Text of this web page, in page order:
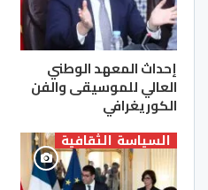
إحداث المعهد الوطني
العالي للموسيقى والفن
الكوريغرافي
السياسة الثقافية